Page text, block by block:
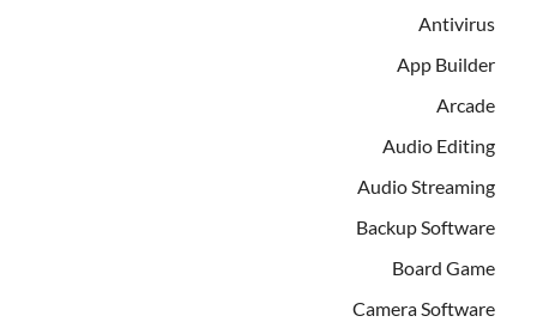
Antivirus
App Builder
Arcade
Audio Editing
Audio Streaming
Backup Software
Board Game
Camera Software